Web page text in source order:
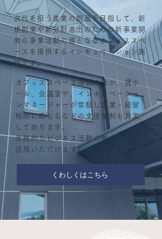
次代を担う産業の創造を目指して、新
規創業や新分野進出のための新事業開
発の事業活動の場となるオフィススペ
ースを提供するインキュベーション施
設です。
オフィススペース提供のほか、貸ホ
ール、会議室や、インキュベーショ
ンマネージャーが常駐し創業・経営
相談に応じるなどの支援体制も充実
しております。
実践的なビジネス活動の拠点として
活用いただけます。
くわしくはこちら